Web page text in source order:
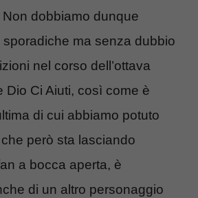
dobbiamo dunque
ma senza dubbio
nel corso dell’ottava
Dio Ci Aiuti, così come è
di cui abbiamo potuto
però sta lasciando
a bocca aperta, è
di un altro personaggio